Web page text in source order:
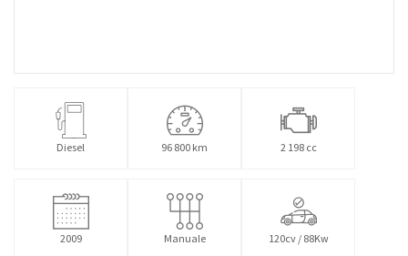
Diesel 96 800 km 2 198 cc
2009 Manuale 120cv / 88Kw